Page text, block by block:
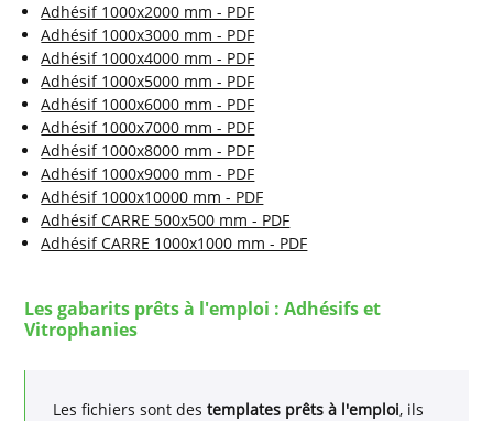
Adhésif 1000x2000 mm - PDF
Adhésif 1000x3000 mm - PDF
Adhésif 1000x4000 mm - PDF
Adhésif 1000x5000 mm - PDF
Adhésif 1000x6000 mm - PDF
Adhésif 1000x7000 mm - PDF
Adhésif 1000x8000 mm - PDF
Adhésif 1000x9000 mm - PDF
Adhésif 1000x10000 mm - PDF
Adhésif CARRE 500x500 mm - PDF
Adhésif CARRE 1000x1000 mm - PDF
Les gabarits prêts à l'emploi : Adhésifs et
Vitrophanies
Les fichiers sont destemplates prêts à l'emploi, ils